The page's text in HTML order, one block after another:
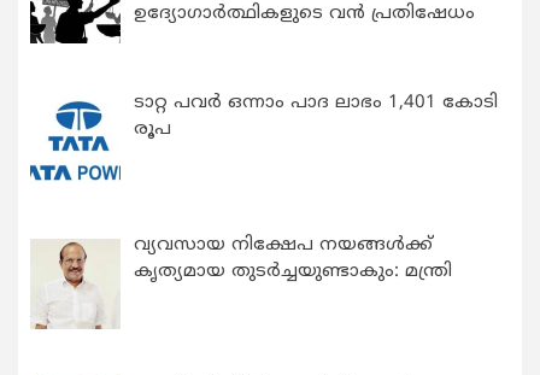
ഉദ്യോഗാര്‍ത്ഥികളുടെ വന്‍ പ്രതിഷേധം
ടാറ്റ പവർ ഒന്നാം പാദ ലാഭം 1,401 കോടി
രൂപ
വ്യവസായ നിക്ഷേപ നയങ്ങള്‍ക്ക്
കൃത്യമായ തുടര്‍ച്ചയുണ്ടാകും: മന്ത്രി